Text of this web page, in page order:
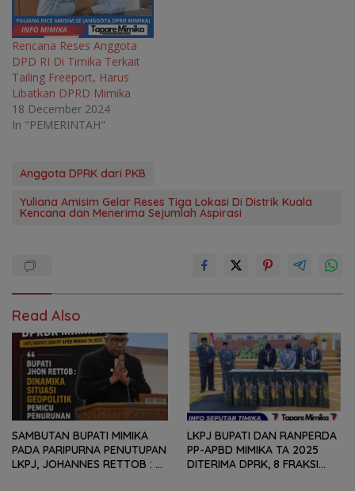
Rencana Reses Anggota
DPD RI Di Timika Terkait
Tailing Freeport, Harus
Libatkan DPRD Mimika
18 December 2024
In "PEMERINTAH"
Anggota DPRK dari PKB
Yuliana Amisim Gelar Reses Tiga Lokasi Di Distrik Kuala
Kencana dan Menerima Sejumlah Aspirasi
Read Also
SAMBUTAN BUPATI MIMIKA
PADA PARIPURNA PENUTUPAN
LKPJ, JOHANNES RETTOB :
LKPJ BUPATI DAN RANPERDA
PP-APBD MIMIKA TA 2025
DITERIMA DPRK, 8 FRAKSI